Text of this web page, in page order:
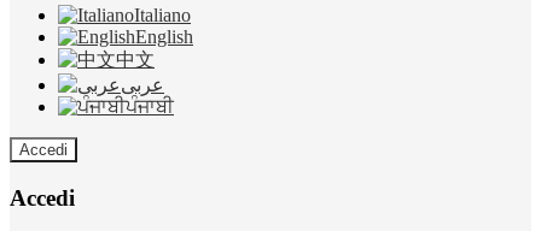
Italiano
English
中文
عربى
ਪੰਜਾਬੀ
Accedi
Accedi